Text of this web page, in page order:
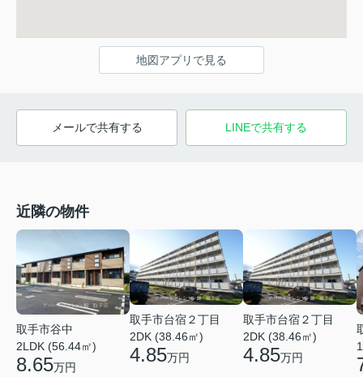
地図アプリで見る
メールで共有する LINEで共有する
近隣の物件
取手市谷中
2LDK (56.44㎡)
8.65万円
取手市台宿２丁目
2DK (38.46㎡)
4.85万円
取手市台宿２丁目
2DK (38.46㎡)
4.85万円